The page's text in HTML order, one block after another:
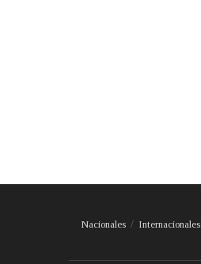
Nacionales Internacionales